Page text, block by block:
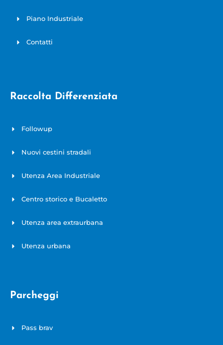
Piano Industriale
Contatti
Raccolta Differenziata
Followup
Nuovi cestini stradali
Utenza Area Industriale
Centro storico e Bucaletto
Utenza area extraurbana
Utenza urbana
Parcheggi
Pass brav